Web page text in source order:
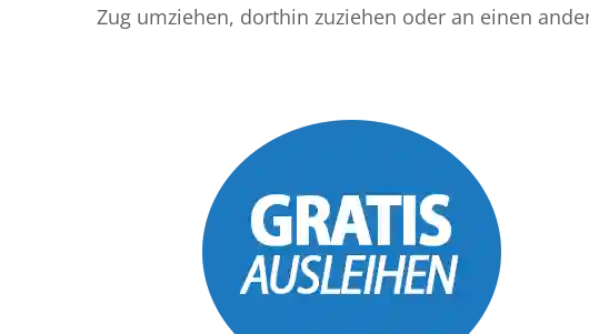
Zug umziehen, dorthin zuziehen oder an einen